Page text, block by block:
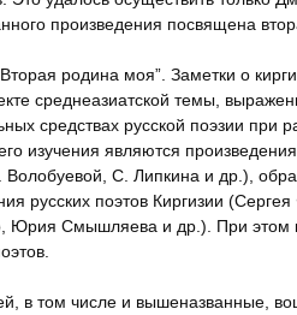
произведения посвящена
родина моя”. Заметки о
среднеазиатской темы,
средствах русской поэзии при
изучения являются
С. Липкина и др.),
русских поэтов Киргизии
Юрия Смышляева и др.). При этом
в том числе и вышеназванные,